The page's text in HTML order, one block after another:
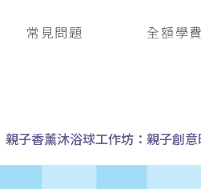
常見問題 全額學
親子香薰沐浴球工作坊：親子創